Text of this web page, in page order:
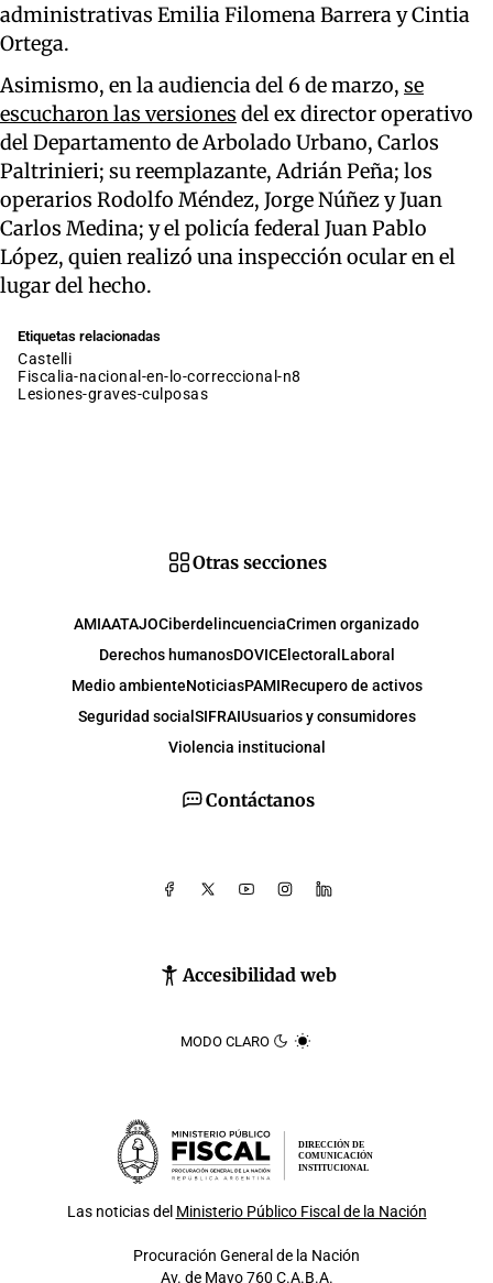
administrativas Emilia Filomena Barrera y Cintia
Ortega.
Asimismo, en la audiencia del 6 de marzo, se
escucharon las versiones del ex director operativo
del Departamento de Arbolado Urbano, Carlos
Paltrinieri; su reemplazante, Adrián Peña; los
operarios Rodolfo Méndez, Jorge Núñez y Juan
Carlos Medina; y el policía federal Juan Pablo
López, quien realizó una inspección ocular en el
lugar del hecho.
Etiquetas relacionadas
castelli
fiscalia-nacional-en-lo-correccional-n8
lesiones-graves-culposas
Contáctanos
Accesibilidad web
MODO CLARO
Otras secciones
AMIAATAJOCiberdelincuenciaCrimen organizado
Derechos humanosDOVICElectoral Laboral
Medio ambienteNoticiasPAMIRecupero de activos
Seguridad social SIFRAIUsuarios y consumidores
Violencia institucional
DIRECCIÓN DE
COMUNICACIÓN
INSTITUCIONAL
Las noticias del Ministerio Público Fiscal de la Nación
Procuración General de la Nación
Av. de Mayo 760 C.A.B.A.